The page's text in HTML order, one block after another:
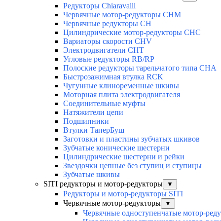
Редукторы Chiaravalli
Червячные мотор-редукторы CHM
Червячные редукторы CH
Цилиндрические мотор-редукторы CHC
Вариаторы скорости CHV
Электродвигатели CHT
Угловые редукторы RB/RP
Полоские редукторы тарельчатого типа CHA
Быстрозажимная втулка RCK
Чугунные клиноременные шкивы
Моторная плита электродвигателя
Соединительные муфты
Натяжители цепи
Подшипники
Втулки ТаперБуш
Заготовки и пластины зубчатых шкивов
Зубчатые конические шестерни
Цилиндрические шестерни и рейки
Звездочки цепные без ступиц и ступицы
Зубчатые шкивы
SITI редукторы и мотор-редукторы
▼
Редукторы и мотор-редукторы SITI
Червячные мотор-редукторы
▼
Червячные одноступенчатые мотор-